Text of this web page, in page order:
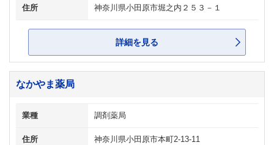
住所 神奈川県小田原市堀之内２５３－１
詳細を見る
なかやま薬局
業種 調剤薬局
住所 神奈川県小田原市本町2-13-11